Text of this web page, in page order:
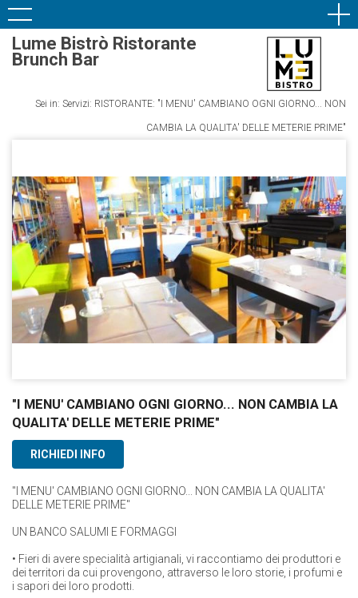
Lume Bistrò Ristorante
Brunch Bar
Sei in: Servizi: RISTORANTE: "I MENU' CAMBIANO OGNI GIORNO... NON
CAMBIA LA QUALITA' DELLE METERIE PRIME"
"I MENU' CAMBIANO OGNI GIORNO... NON CAMBIA LA
QUALITA' DELLE METERIE PRIME"
RICHIEDI INFO
"I MENU' CAMBIANO OGNI GIORNO... NON CAMBIA LA QUALITA'
DELLE METERIE PRIME"
UN BANCO SALUMI E FORMAGGI
• Fieri di avere specialità artigianali, vi raccontiamo dei produttori e
dei territori da cui provengono, attraverso le loro storie, i profumi e
i sapori dei loro prodotti.